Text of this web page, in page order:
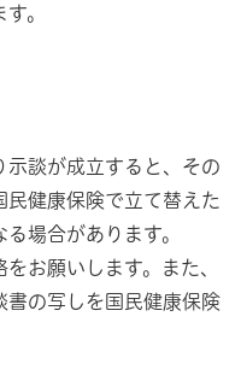
。
談が成立すると、その
健康保険で立て替えた
場合があります。
お願いします。また、
書の写しを国民健康保険